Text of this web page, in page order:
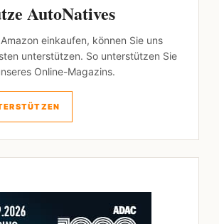
AutoNatives
einkaufen, können Sie uns
unterstützen. So unterstützen Sie
Online-Magazins.